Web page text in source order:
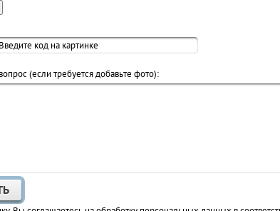
(если требуется добавьте фото):